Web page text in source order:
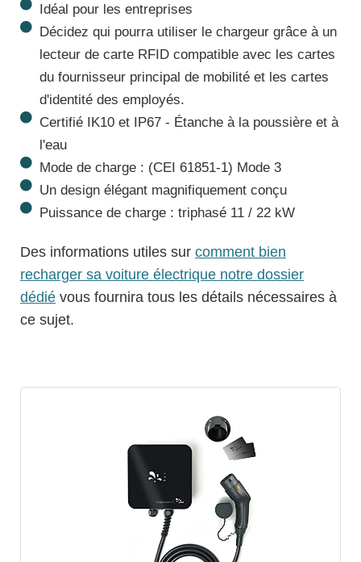
Idéal pour les entreprises
Décidez qui pourra utiliser le chargeur grâce à un
lecteur de carte RFID compatible avec les cartes
du fournisseur principal de mobilité et les cartes
d'identité des employés.
Certifié IK10 et IP67 - Étanche à la poussière et à
l'eau
Mode de charge : (CEI 61851-1) Mode 3
Un design élégant magnifiquement conçu
Puissance de charge : triphasé 11 / 22 kW
Des informations utiles sur comment bien
recharger sa voiture électrique notre dossier
dédié vous fournira tous les détails nécessaires à
ce sujet.